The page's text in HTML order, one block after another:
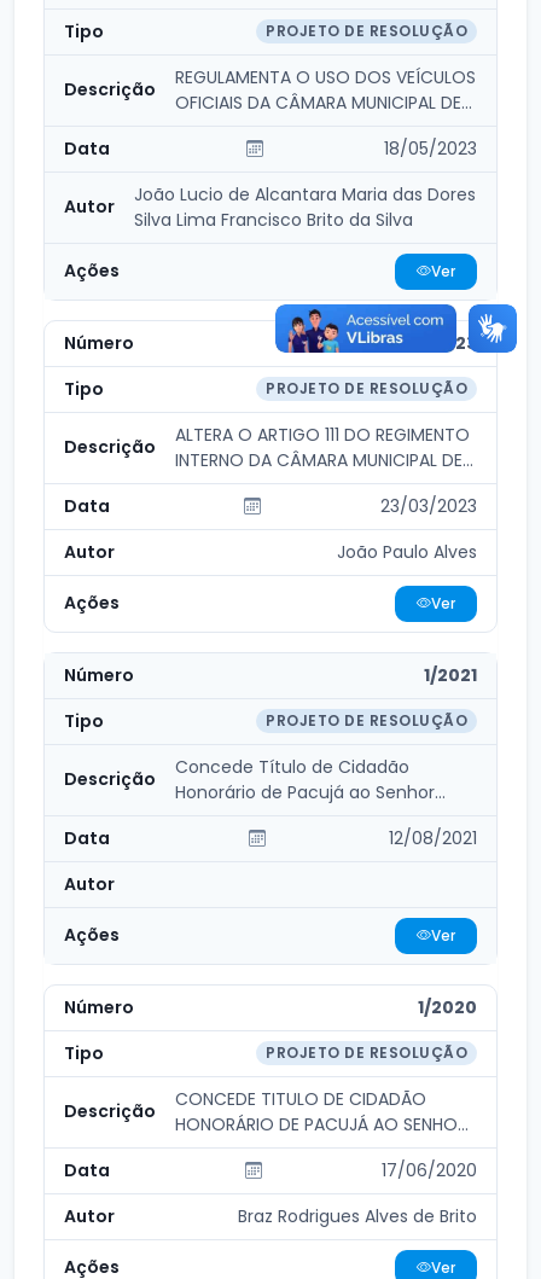
PROJETO DE RESOLUÇÃO
REGULAMENTA O USO DOS VEÍCULOS
OFICIAIS DA CÂMARA MUNICIPAL DE
18/05/2023
João Lucio de Alcantara Maria das Dores
Silva Lima Francisco Brito da Silva
Ver
1/2023
PROJETO DE RESOLUÇÃO
ALTERA O ARTIGO 111 DO REGIMENTO
INTERNO DA CÂMARA MUNICIPAL DE
PACUJÁ, E DÁ OUT...
23/03/2023
João Paulo Alves
Ver
1/2021
PROJETO DE RESOLUÇÃO
Concede Título de Cidadão
Honorário de Pacujá ao Senhor
12/08/2021
Ver
1/2020
PROJETO DE RESOLUÇÃO
CONCEDE TITULO DE CIDADÃO
HONORÁRIO DE PACUJÁ AO SENHOR
DEPUTADO ESTADUAL JOÃO S...
17/06/2020
Braz Rodrigues Alves de Brito
Ver